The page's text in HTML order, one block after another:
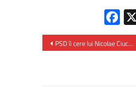
Fa
ce
b
PSD îi cere lui Nicolae Ciucă să-i solicite, pe linie politică, şefului SGG să desecretizeze deciziile privind „Palatul Împăratului”